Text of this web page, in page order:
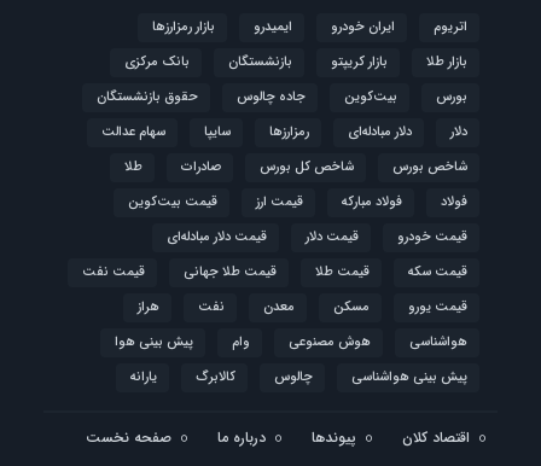
اتریوم ایران خودرو ایمیدرو
بازار رمزارزها
بازار طلا
بازار کریپتو بازنشستگان
بانک مرکزی
بورس
بیت‌کوین جاده چالوس
حقوق بازنشستگان
دلار
دلار مبادله‌ای رمزارزها سایپا
سهام عدالت
شاخص بورس
شاخص کل بورس صادرات
طلا
فولاد
فولاد مبارکه قیمت ارز
قیمت بیت‌کوین
قیمت خودرو
قیمت دلار
قیمت دلار مبادله‌ای
قیمت سکه
قیمت طلا قیمت طلا جهانی
قیمت نفت
قیمت یورو
مسکن معدن نفت
هراز
هواشناسی
هوش مصنوعی وام
پیش بینی هوا
پیش بینی هواشناسی
چالوس کالابرگ یارانه
اقتصاد کلان پیوندها درباره ما
صفحه نخست